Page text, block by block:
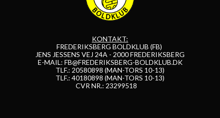
KONTAKT:
FREDERIKSBERG BOLDKLUB (FB)
JENS JESSENS VEJ 24A - 2000 FREDERIKSBERG
E-MAIL: FB@FREDERIKSBERG-BOLDKLUB.DK
TLF.: 20580898 (MAN-TORS 10-13)
TLF.: 40180898 (MAN-TORS 10-13)
CVR NR.: 23299518